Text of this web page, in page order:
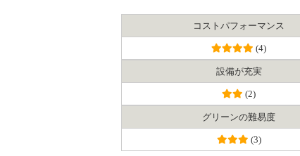
コスト パフォーマンス
(4)
設備が充実
(2)
グリーンの難易度
(3)